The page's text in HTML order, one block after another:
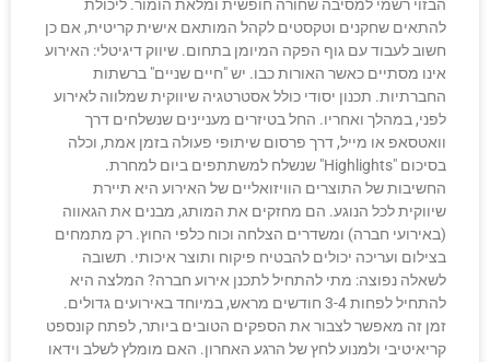
הבזוי רשמי למסיבה שחורה חופשית ומלאת הומור. ליכולת
להתאים שחקנים וטקסטים לקהל המותאם אישית קריטית, אם כן
חשוב לעבוד עם גוף הפקה המיומן בתחום. שיווק דיגיטלי: האירוע
אינו מסתיים כאשר האורות כבו. יש "חיים שניים" ברשתות
החברתיות. תכנון יסודי כולל אסטרטגיה שיווקית שמלווה לאירוע
לפני, במהלך ואחריו. החל בטיזרים מעניינים שנשלחים דרך
וואטסאפ או מייל, דרך פרסום שיתופי פעולה בזמן אמת, וכלה
בסיכום "Highlights" שנשלח למשתתפים ביום למחרת.
החשיבות של התוצרים הוויזואליים של האירוע היא תיירת
שיווקית לכל הנוגע. הם מחזקים את המותג, מבנים את הגאווה
(באירועי חברה) ומשדרים הצלחה וכוח כלפי החוץ. רק מתמחים
בצילום ועריכה יכולים להבטיח פיקוח ותוצר איכותי. תשובה
לשאלה נפוצה: מתי להתחיל לתכנן אירוע חברה? המלצה היא
להתחיל לפחות 3-4 חודשים מראש, במיוחד באירועים גדולים.
זמן זה מאפשר לצבור את הספקים הטובים ביותר, לפתח קונספט
קריאיטיבי ולמנוע לחץ של הרגע האחרון. האם מומלץ לשלב וידאו